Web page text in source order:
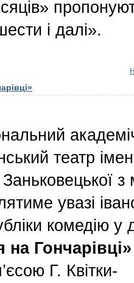
і далі».
театр
Заньковецької з
увазі
комедію у
на Гончарівці»
Г. Квітки-